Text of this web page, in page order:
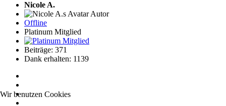
Nicole A.
Autor
Offline
Platinum Mitglied
Beiträge: 371
Dank erhalten: 1139
Wir benutzen Cookies